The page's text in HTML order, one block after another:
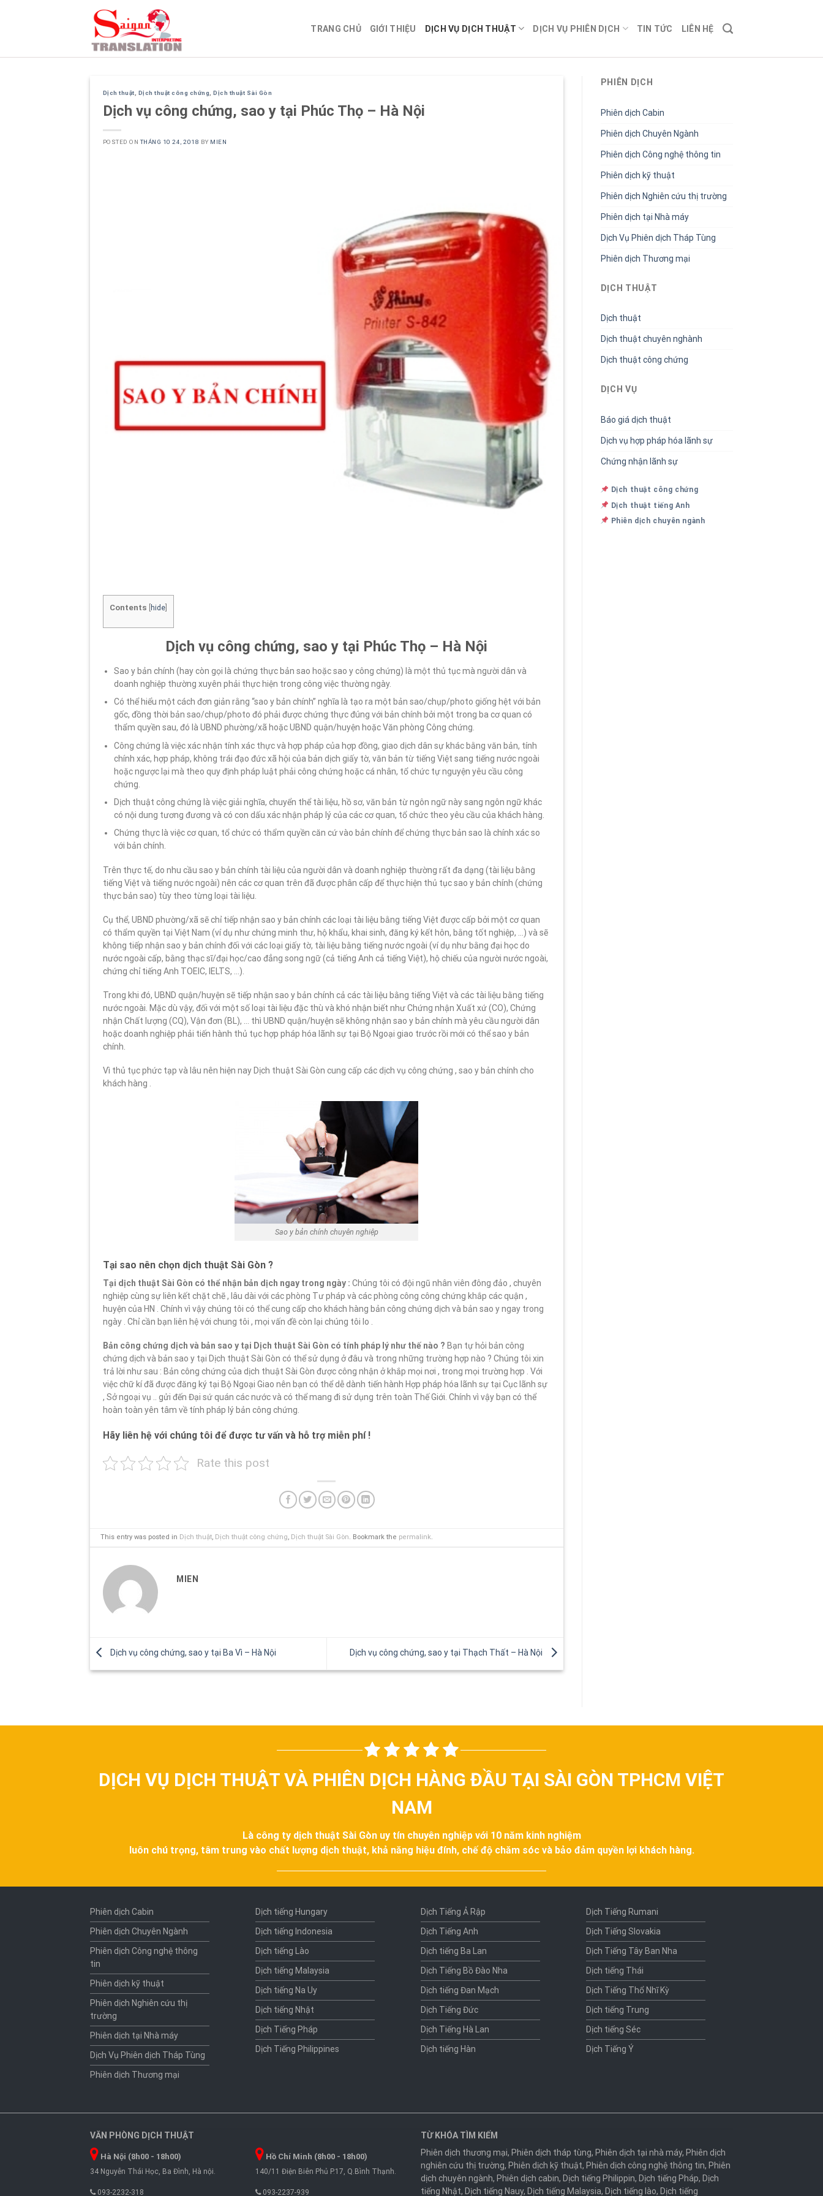
TRANG CHỦ GIỚI THIỆU DỊCH VỤ DỊCH THUẬT DỊCH VỤ PHIÊN DỊCH TIN TỨC LIÊN HỆ
Dịch thuật Dịch thuật công chứng ,Dịch thuật Sài Gòn
Dịch vụ công chứng, sao y tại Phúc Thọ – Hà Nội
POSTED ONTHÁNG 10 24, 2018 BY MIEN
Contents hide
Dịch vụ công chứng, sao y tại Phúc Thọ – Hà Nội
Sao y bản chính (hay còn gọi là chứng thực bản sao hoặc sao y công chứng) là một thủ tục mà người dân và
doanh nghiệp thường xuyên phải thực hiện trong công việc thường ngày.
Có thể hiểu một cách đơn giản rằng “sao y bản chính” nghĩa là tạo ra một bản sao/chụp/photo giống hệt với bản
gốc, đồng thời bản sao/chụp/photo đó phải được chứng thực đúng với bản chính bởi một trong ba cơ quan có
thẩm quyền sau, đó là UBND phường/xã hoặc UBND quận/huyện hoặc Văn phòng Công chứng.
Công chứng là việc xác nhận tính xác thực và hợp pháp của hợp đồng, giao dịch dân sự khác bằng văn bản, tính
chính xác, hợp pháp, không trái đạo đức xã hội của bản dịch giấy tờ, văn bản từ tiếng Việt sang tiếng nước ngoài
hoặc ngược lại mà theo quy định pháp luật phải công chứng hoặc cá nhân, tổ chức tự nguyện yêu cầu công
chứng.
Dịch thuật công chứng là việc giải nghĩa, chuyển thể tài liệu, hồ sơ, văn bản từ ngôn ngữ này sang ngôn ngữ khác
có nội dung tương đương và có con dấu xác nhận pháp lý của các cơ quan, tổ chức theo yêu cầu của khách hàng.
Chứng thực là việc cơ quan, tổ chức có thẩm quyền căn cứ vào bản chính để chứng thực bản sao là chính xác so
với bản chính.
Trên thực tế, do nhu cầu sao y bản chính tài liệu của người dân và doanh nghiệp thường rất đa dạng (tài liệu bằng
tiếng Việt và tiếng nước ngoài) nên các cơ quan trên đã được phân cấp để thực hiện thủ tục sao y bản chính (chứng
thực bản sao) tùy theo từng loại tài liệu.
Cụ thể, UBND phường/xã sẽ chỉ tiếp nhận sao y bản chính các loại tài liệu bằng tiếng Việt được cấp bởi một cơ quan
có thẩm quyền tại Việt Nam (ví dụ như chứng minh thư, hộ khẩu, khai sinh, đăng ký kết hôn, bằng tốt nghiệp, …) và sẽ
không tiếp nhận sao y bản chính đối với các loại giấy tờ, tài liệu bằng tiếng nước ngoài (ví dụ như bằng đại học do
nước ngoài cấp, bằng thạc sĩ/đại học/cao đẳng song ngữ (cả tiếng Anh cả tiếng Việt), hộ chiếu của người nước ngoài,
chứng chỉ tiếng Anh TOEIC, IELTS, …).
Trong khi đó, UBND quận/huyện sẽ tiếp nhận sao y bản chính cả các tài liệu bằng tiếng Việt và các tài liệu bằng tiếng
nước ngoài. Mặc dù vậy, đối với một số loại tài liệu đặc thù và khó nhận biết như Chứng nhận Xuất xứ (CO), Chứng
nhận Chất lượng (CQ), Vận đơn (BL), … thì UBND quận/huyện sẽ không nhận sao y bản chính mà yêu cầu người dân
hoặc doanh nghiệp phải tiến hành thủ tục hợp pháp hóa lãnh sự tại Bộ Ngoại giao trước rồi mới có thể sao y bản
chính.
Vì thủ tục phức tạp và lâu nên hiện nay Dịch thuật Sài Gòn cung cấp các dịch vụ công chứng , sao y bản chính cho
khách hàng .
Sao y bản chính chuyên nghiệp
Tại sao nên chọn dịch thuật Sài Gòn ?
Tại dịch thuật Sài Gòn có thể nhận bản dịch ngay trong ngày : Chúng tôi có đội ngũ nhân viên đông đảo , chuyên
nghiệp cùng sự liên kết chặt chẽ , lâu dài với các phòng Tư pháp và các phòng công công chứng khắp các quận ,
huyện của HN . Chính vì vậy chúng tôi có thể cung cấp cho khách hàng bản công chứng dịch và bản sao y ngay trong
ngày . Chỉ cần bạn liên hệ với chung tôi , mọi vấn đề còn lại chúng tôi lo .
Bản công chứng dịch và bản sao y tại Dịch thuật Sài Gòn có tính pháp lý như thế nào ? Bạn tự hỏi bản công
chứng dịch và bản sao y tại Dịch thuật Sài Gòn có thể sử dụng ở đâu và trong những trường hợp nào ? Chúng tôi xin
trả lời như sau : Bản công chứng của dịch thuật Sài Gòn được công nhận ở khắp mọi nơi , trong mọi trường hợp . Với
việc chữ kí đã được đăng ký tại Bộ Ngoại Giao nên bạn có thể dễ dành tiến hành Hợp pháp hóa lãnh sự tại Cục lãnh sự
, Sở ngoại vụ .. gửi đến Đại sứ quán các nước và có thể mang đi sử dụng trên toàn Thế Giới. Chính vì vậy bạn có thể
hoàn toàn yên tâm về tính pháp lý bản công chứng.
Hãy liên hệ với chúng tôi để được tư vấn và hỗ trợ miễn phí !
Rate this post
This entry was posted in Dịch thuật, Dịch thuật công chứng, Dịch thuật Sài Gòn. Bookmark the permalink.
MIEN
Dịch vụ công chứng, sao y tại Ba Vì – Hà Nội Dịch vụ công chứng, sao y tại Thạch Thất – Hà Nội
PHIÊN DỊCH
Phiên dịch Cabin
Phiên dịch Chuyên Ngành
Phiên dịch Công nghệ thông tin
Phiên dịch kỹ thuật
Phiên dịch Nghiên cứu thị trường
Phiên dịch tại Nhà máy
Dịch Vụ Phiên dịch Tháp Tùng
Phiên dịch Thương mại
DỊCH THUẬT
Dịch thuật
Dịch thuật chuyên nghành
Dịch thuật công chứng
DỊCH VỤ
Báo giá dịch thuật
Dịch vụ hợp pháp hóa lãnh sự
Chứng nhận lãnh sự
Dịch thuật công chứng
Dịch thuật tiếng Anh
Phiên dịch chuyên ngành
DỊCH VỤ DỊCH THUẬT VÀ PHIÊN DỊCH HÀNG ĐẦU TẠI SÀI GÒN TPHCM VIỆT
NAM
Là công ty dịch thuật Sài Gòn uy tín chuyên nghiệp với 10 năm kinh nghiệm
luôn chú trọng, tâm trung vào chất lượng dịch thuật, khả năng hiệu đính, chế độ chăm sóc và bảo đảm quyền lợi khách hàng.
Phiên dịch Cabin
Phiên dịch Chuyên Ngành
Phiên dịch Công nghệ thông
tin
Phiên dịch kỹ thuật
Phiên dịch Nghiên cứu thị
trường
Phiên dịch tại Nhà máy
Dịch Vụ Phiên dịch Tháp Tùng
Phiên dịch Thương mại
Dịch tiếng Hungary
Dịch tiếng Indonesia
Dịch tiếng Lào
Dịch tiếng Malaysia
Dịch tiếng Na Uy
Dịch tiếng Nhật
Dịch Tiếng Pháp
Dịch Tiếng Philippines
Dịch Tiếng Ả Rập
Dịch Tiếng Anh
Dịch tiếng Ba Lan
Dịch Tiếng Bồ Đào Nha
Dịch tiếng Đan Mạch
Dịch Tiếng Đức
Dịch Tiếng Hà Lan
Dịch tiếng Hàn
Dịch Tiếng Rumani
Dịch Tiếng Slovakia
Dịch Tiếng Tây Ban Nha
Dịch tiếng Thái
Dịch Tiếng Thổ Nhĩ Kỳ
Dịch tiếng Trung
Dịch tiếng Séc
Dịch Tiếng Ý
VĂN PHÒNG DỊCH THUẬT
Hà Nội (8h00 - 18h00)
34 Nguyễn Thái Học, Ba Đình, Hà nội.
093-2232-318
Hồ Chí Minh (8h00 - 18h00)
140/11 Điện Biên Phủ P.17, Q.Bình Thạnh.
093-2237-939
TỪ KHÓA TÌM KIẾM
Phiên dịch thương mại, Phiên dịch tháp tùng, Phiên dịch tại nhà máy, Phiên dịch
nghiên cứu thị trường, Phiên dịch kỹ thuật, Phiên dịch công nghệ thông tin, Phiên
dịch chuyên ngành, Phiên dịch cabin, Dịch tiếng Philippin, Dịch tiếng Pháp, Dịch
tiếng Nhật, Dịch tiếng Nauy, Dịch tiếng Malaysia, Dịch tiếng lào, Dịch tiếng